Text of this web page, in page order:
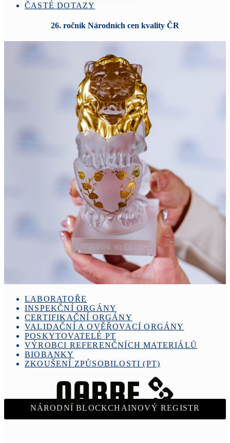
ČASTÉ DOTAZY
26. ročník Národních cen kvality ČR
LABORATOŘE
INSPEKČNÍ ORGÁNY
CERTIFIKAČNÍ ORGÁNY
VALIDAČNÍ A OVĚŘOVACÍ ORGÁNY
POSKYTOVATELÉ PT
VÝROBCI REFERENČNÍCH MATERIÁLŮ
BIOBANKY
ZKOUŠENÍ ZPŮSOBILOSTI (PT)
NÁRODNÍ BLOCKCHAINOVÝ REGISTR